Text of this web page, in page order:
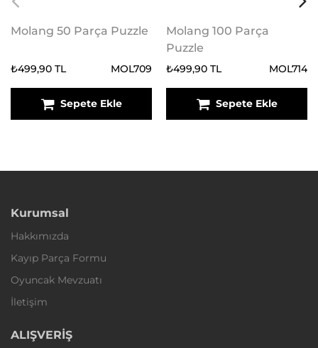
Molang 50 Parça Puzzle
₺499,90 TL MOL709
Sepete Ekle
Molang 100 Parça
Puzzle
₺499,90 TL MOL714
Sepete Ekle
Kurumsal
Hakkımızda
Kayıp Parça Formu
Oyuncak Mevzuatı
İletişim
ALIŞVERİŞ